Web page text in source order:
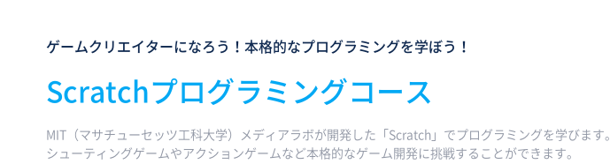
ゲームクリエイターになろう！本格的なプログラミングを学ぼう！
Scratchプログラミングコース
MIT（マサチューセッツ工科大学）メディアラボが開発した「Scratch」でプログラミングを学びます。
シューティングゲームやアクションゲームなど本格的なゲーム開発に挑戦することができます。